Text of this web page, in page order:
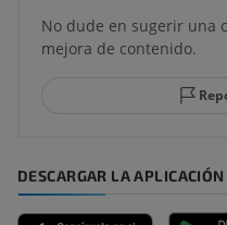
No dude en sugerir una
mejora de contenido.
DESCARGAR LA APLICACIÓN